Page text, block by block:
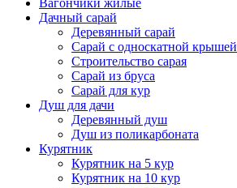
Вагончики жилые
Дачный сарай
Деревянный сарай
Cарай с односкатной крышей
Строительство сарая
Сарай из бруса
Сарай для кур
Душ для дачи
Деревянный душ
Душ из поликарбоната
Курятник
Курятник на 5 кур
Курятник на 10 кур